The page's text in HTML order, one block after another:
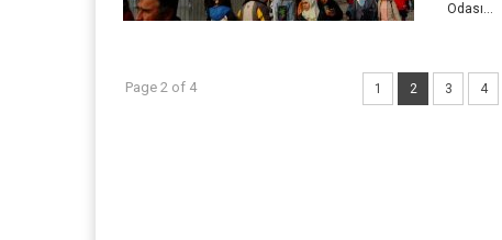
Odası...
Page 2 of 4 1 2 3 4